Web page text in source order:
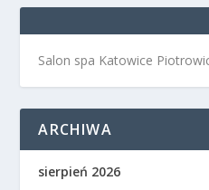
Salon spa Katowice
ARCHIWA
sierpień 2026